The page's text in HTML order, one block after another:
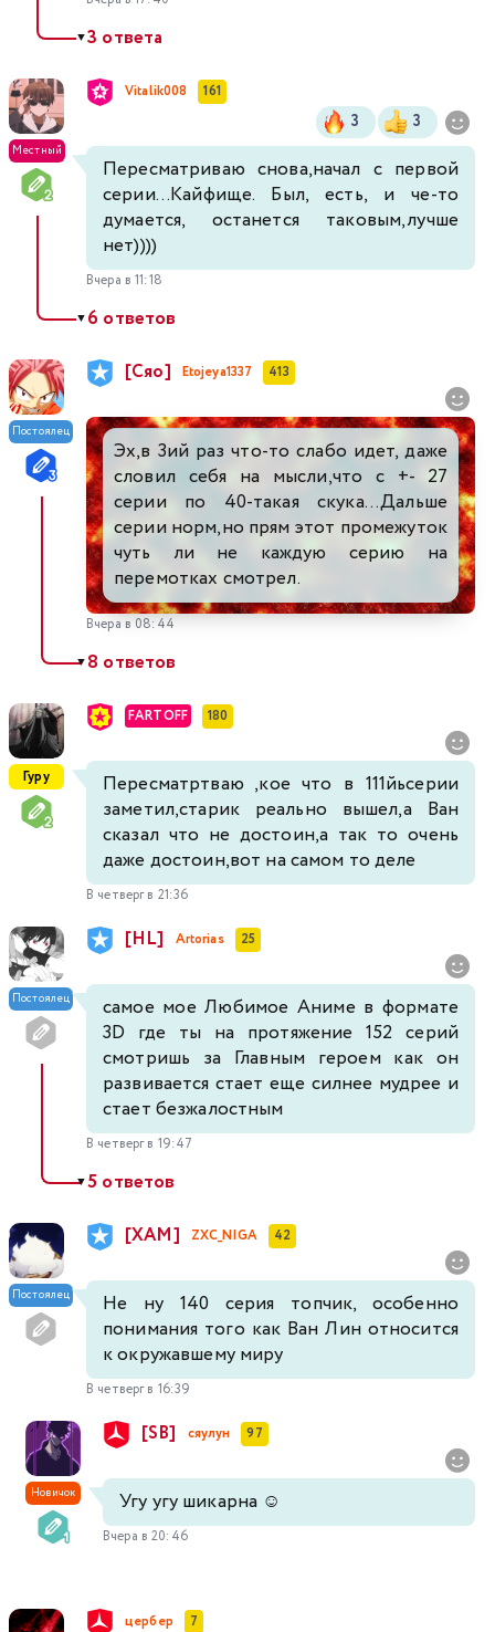
▼3 ответа
Местный
Vitalik008 161
3 3
Пересматриваю снова,начал с первой
серии...Кайфище. Был, есть, и че-то
думается, останется таковым,лучше
нет))))
Вчера в 11:18
▼6 ответов
Постоялец
[Сяо] Etojeya1337 413
Эх,в 3ий раз что-то слабо идет, даже
словил себя на мысли,что с +- 27
серии по 40-такая скука...Дальше
серии норм,но прям этот промежуток
чуть ли не каждую серию на
перемотках смотрел.
Вчера в 08:44
▼8 ответов
Гуру
FARTOFF 180
Пересматртваю ,кое что в 111йьсерии
заметил,старик реально вышел,а Ван
сказал что не достоин,а так то очень
даже достоин,вот на самом то деле
В четверг в 21:36
Постоялец
[HL] Artorias 25
самое мое Любимое Аниме в формате
3D где ты на протяжение 152 серий
смотришь за Главным героем как он
развивается стает еще силнее мудрее и
стает безжалостным
В четверг в 19:47
▼5 ответов
Постоялец
[XAM] ZXC_NIGA 42
Не ну 140 серия топчик, особенно
понимания того как Ван Лин относится
к окружавшему миру
В четверг в 16:39
Новичок
[SB] сяулун 97
Угу угу шикарна ☺️
Вчера в 20:46
цербер 7